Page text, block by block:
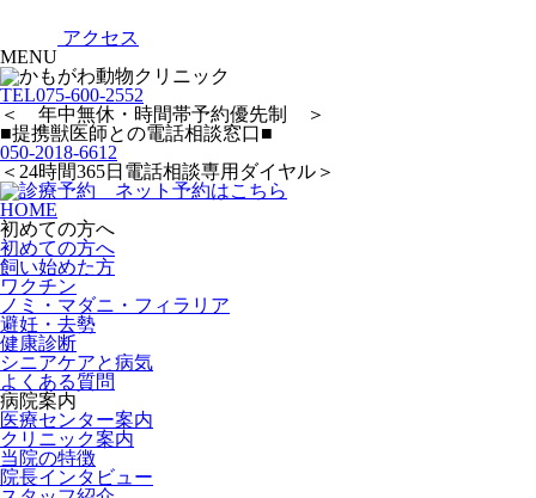
アクセス
MENU
TEL075-600-2552
＜ 年中無休・時間帯予約優先制 ＞
■提携獣医師との電話相談窓口■
050-2018-6612
＜24時間365日電話相談専用ダイヤル＞
HOME
初めての方へ
初めての方へ
飼い始めた方
ワクチン
ノミ・マダニ・フィラリア
避妊・去勢
健康診断
シニアケアと病気
よくある質問
病院案内
医療センター案内
クリニック案内
当院の特徴
院長インタビュー